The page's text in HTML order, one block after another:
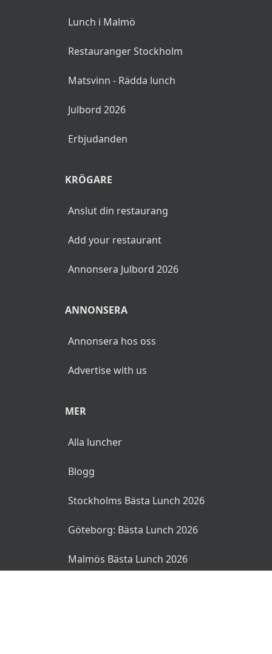
Lunch i Malmö
Restauranger Stockholm
Matsvinn - Rädda lunch
Julbord 2026
Erbjudanden
KRÖGARE
Anslut din restaurang
Add your restaurant
Annonsera Julbord 2026
ANNONSERA
Annonsera hos oss
Advertise with us
MER
Alla luncher
Blogg
Stockholms Bästa Lunch 2026
Göteborg: Bästa Lunch 2026
Malmös Bästa Lunch 2026